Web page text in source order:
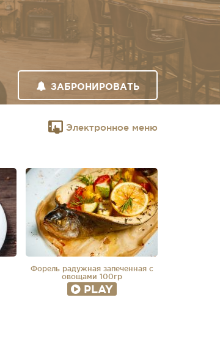
ЗАБРОНИРОВАТЬ
Электронное меню
Форель радужная запеченная с
овощами 100гр
PLAY